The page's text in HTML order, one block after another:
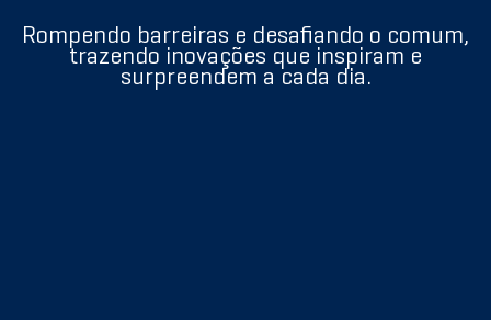
Rompendo barreiras e desafiando o comum,
trazendo inovações que inspiram e
surpreendem a cada dia.